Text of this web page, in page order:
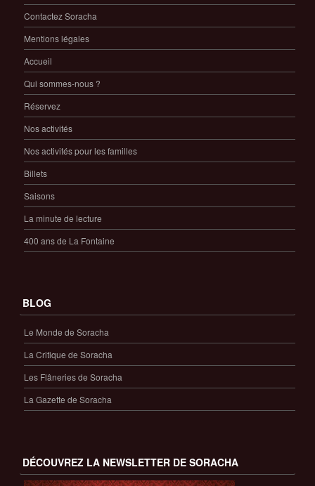
Contactez Soracha
Mentions légales
Accueil
Qui sommes-nous ?
Réservez
Nos activités
Nos activités pour les familles
Billets
Saisons
La minute de lecture
400 ans de La Fontaine
BLOG
Le Monde de Soracha
La Critique de Soracha
Les Flâneries de Soracha
La Gazette de Soracha
DÉCOUVREZ LA NEWSLETTER DE SORACHA